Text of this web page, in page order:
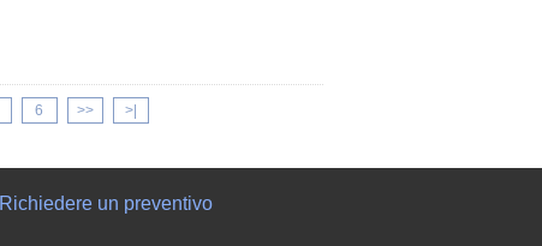
6 >> >|
Richiedere un preventivo